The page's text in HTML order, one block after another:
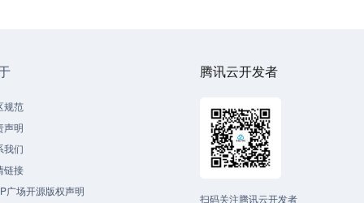
规范
声明
我们
链接
广场开源版权声明
腾讯云开发者
扫码关注腾讯云开发者